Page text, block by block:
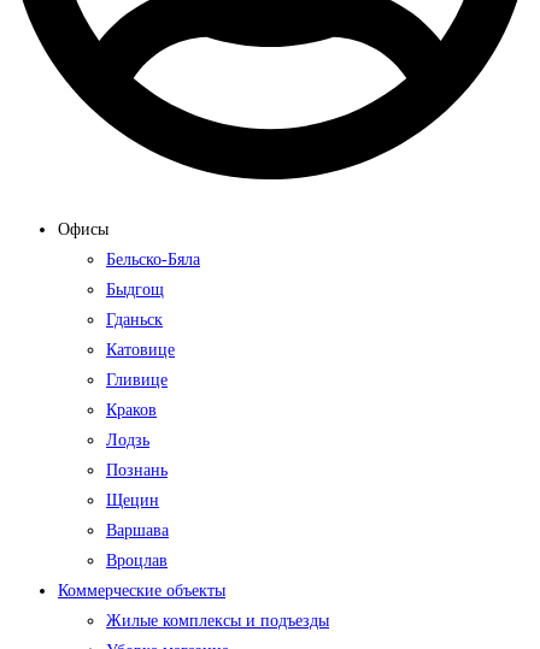
Офисы
Бельско-Бяла
Быдгощ
Гданьск
Катовице
Гливице
Краков
Лодзь
Познань
Щецин
Варшава
Вроцлав
Коммерческие объекты
Жилые комплексы и подъезды